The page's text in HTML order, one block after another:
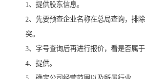
1、提供股东信息。
2、先要预查企业名称在总局查询，排
突。
3、字号查询后再进行报价，看是否属于
4、提供。